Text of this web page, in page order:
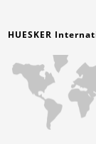
HUESKER